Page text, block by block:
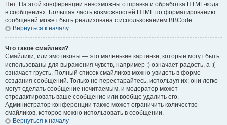
Нет. На этой конференции невозможны отправка и обработка HTML-кода
в сообщениях. Большая часть возможностей HTML по форматированию
сообщений может быть реализована с использованием BBCode.
Вернуться к началу
Что такое смайлики?
Смайлики, или эмотиконы — это маленькие картинки, которые могут быть
использованы для выражения чувств, например :) означает радость, а :(
означает грусть. Полный список смайликов можно увидеть в форме
создания сообщений. Только не перестарайтесь, используя их: они легко
могут сделать сообщение нечитаемым, и модератор может
отредактировать ваше сообщение или вообще удалить его.
Администратор конференции также может ограничить количество
смайликов, которое можно использовать в сообщении.
Вернуться к началу